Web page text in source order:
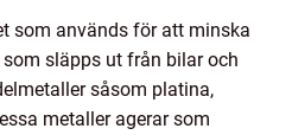
som används för att minska
släpps ut från bilar och
såsom platina,
metaller agerar som